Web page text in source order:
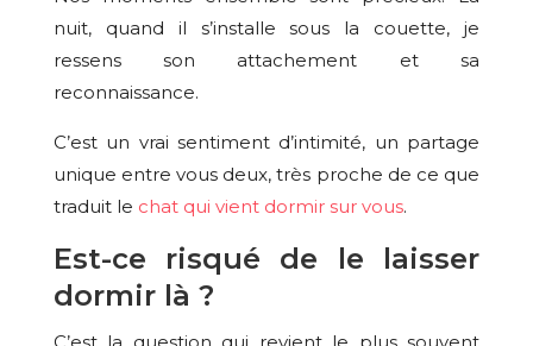
nuit, quand il s’installe sous la couette, je
ressens son attachement et sa
reconnaissance.
C’est un vrai sentiment d’intimité, un partage
unique entre vous deux, très proche de ce que
traduit le chat qui vient dormir sur vous.
Est-ce risqué de le laisser
dormir là ?